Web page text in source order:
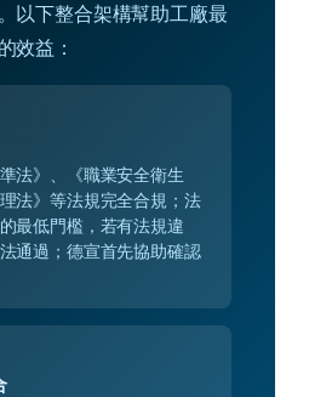
以下整合架構幫助工廠最
效益：
法》、《職業安全衛生
法》等法規完全合規；法
最低門檻，若有法規違
通過；德宣首先協助確認